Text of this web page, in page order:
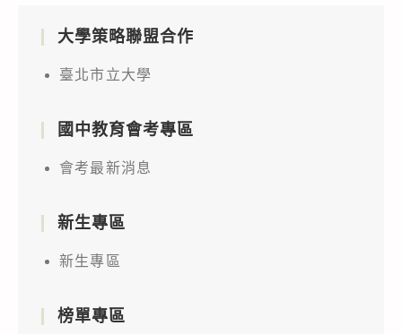
大學策略聯盟合作
臺北市立大學
國中教育會考專區
會考最新消息
新生專區
新生專區
榜單專區